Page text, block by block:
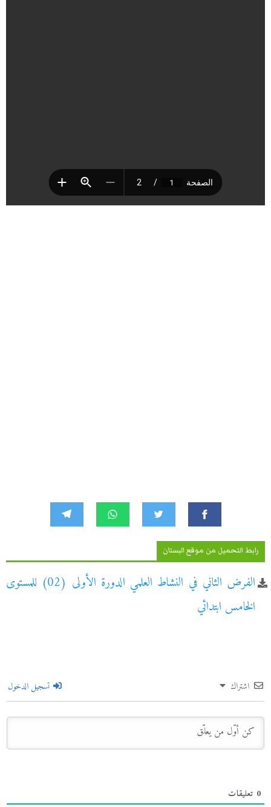
رابط التحميل من موقع البستان
الفرض الثاني في النشاط العلمي الدورة الأولى (02) للمستوى
الخامس ابتدائي
اشتراك تسجيل الدخول
0 تعليقات